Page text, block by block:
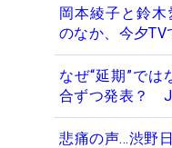
岡本綾子と鈴
のなか、今夕TV
なぜ“延期”では
合ずつ発表？
悲痛の声…渋野